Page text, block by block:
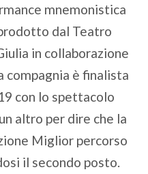
mnemonistica
dal Teatro
in collaborazione
compagnia è finalista
con lo spettacolo
altro per dire che la
Miglior percorso
il secondo posto.